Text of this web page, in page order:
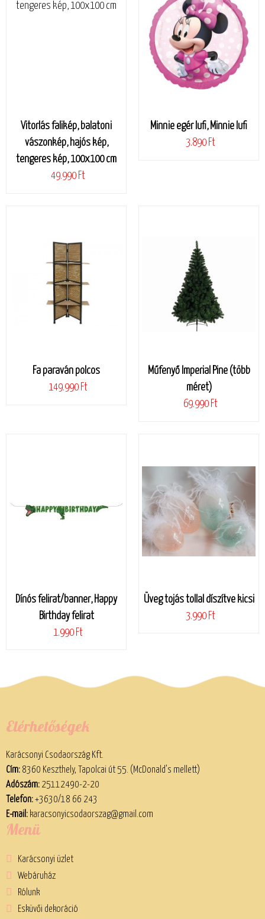
Vitorlás falikép, balatoni
vászonkép, hajós kép,
tengeres kép, 100x100 cm
49.990 Ft
Minnie egér lufi, Minnie lufi
3.890 Ft
Fa paraván polcos
149.990 Ft
Műfenyő Imperial Pine (több
méret)
69.990 Ft
Dínós felirat/banner, Happy
Birthday felirat
1.990 Ft
Üveg tojás tollal díszítve kicsi
3.990 Ft
Elérhetőségek
Karácsonyi Csodaország Kft.
Cím:8360 Keszthely, Tapolcai út 55. (McDonald’s mellett)
Adószám:25112490-2-20
Telefon:+3630/18 66 243
E-mail: karacsonyicsodaorszag@gmail.com
Menü
Karácsonyi üzlet
Webáruház
Rólunk
Esküvői dekoráció